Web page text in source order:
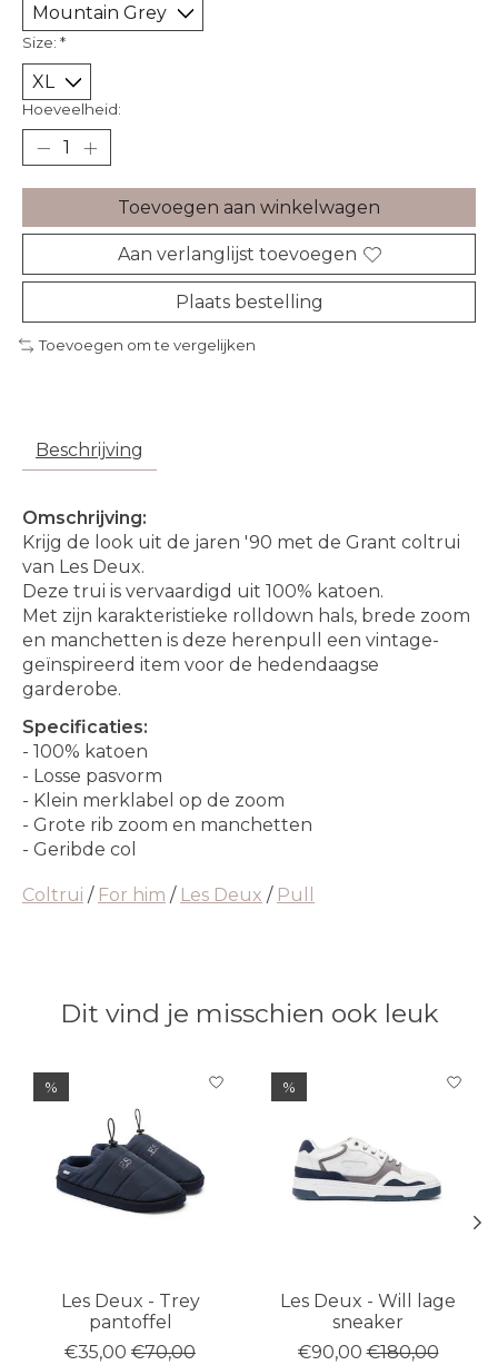
Size: *
Hoeveelheid:
Toevoegen aan winkelwagen
Aan verlanglijst toevoegen
Plaats bestelling
Toevoegen om te vergelijken
Beschrijving
Omschrijving:
Krijg de look uit de jaren '90 met de Grant coltrui
van Les Deux.
Deze trui is vervaardigd uit 100% katoen.
Met zijn karakteristieke rolldown hals, brede zoom
en manchetten is deze herenpull een vintage-
geïnspireerd item voor de hedendaagse
garderobe.
Specificaties:
- 100% katoen
- Losse pasvorm
- Klein merklabel op de zoom
- Grote rib zoom en manchetten
- Geribde col
Coltrui / For him / Les Deux / Pull
Dit vind je misschien ook leuk
Items van productcarrousel
%
Les Deux - Trey
pantoffel
€35,00 €70,00
%
Les Deux - Will lage
sneaker
€90,00 €180,00